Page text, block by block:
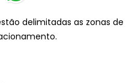
delimitadas as zonas de